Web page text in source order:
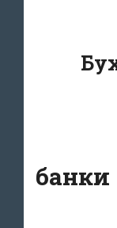
содержанию
банки